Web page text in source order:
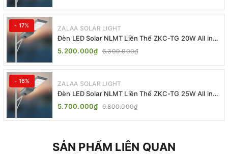
- 17% ZALAA SOLAR LIGHT
Đèn LED Solar NLMT Liền Thể ZKC-TG 20W All in
One | ZALAA Street Light
5.200.000₫ 6.300.000₫
- 16% ZALAA SOLAR LIGHT
Đèn LED Solar NLMT Liền Thể ZKC-TG 25W All in
One | ZALAA Street Light
5.700.000₫ 6.800.000₫
SẢN PHẨM LIÊN QUAN